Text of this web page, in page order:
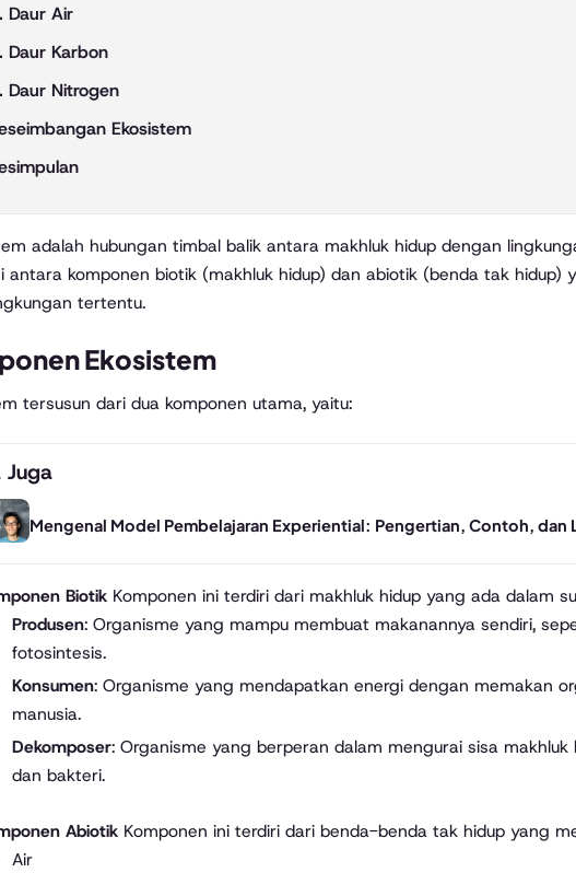
Daur Air
Daur Karbon
Daur Nitrogen
Ekosistem
antara komponen biotik (makhluk hidup) dan abiotik (benda tak hidup)
tertentu.
Ekosistem
tersusun dari dua komponen utama, yaitu:
Juga
Mengenal Model Pembelajaran Experiential: Pengertian, Contoh, dan
BiotikKomponen ini terdiri dari makhluk hidup yang ada dalam
Produsen: Organisme yang mampu membuat makanannya sendiri,
fotosintesis.
Konsumen: Organisme yang mendapatkan energi dengan memakan
manusia.
Dekomposer: Organisme yang berperan dalam mengurai sisa
dan bakteri.
AbiotikKomponen ini terdiri dari benda-benda tak hidup yang
Air